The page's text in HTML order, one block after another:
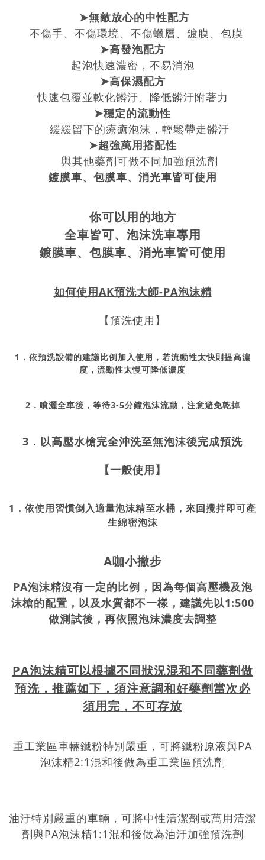
➤無敵放心的中性配方
不傷手、不傷環境、不傷蠟層、鍍膜、包膜
➤高發泡配方
起泡快速濃密，不易消泡
➤高保濕配方
快速包覆並軟化髒汙、降低髒汙附著力
➤穩定的流動性
緩緩留下的療癒泡沫，輕鬆帶走髒汙
➤超強萬用搭配性
與其他藥劑可做不同加強預洗劑
鍍膜車、包膜車、消光車皆可使用
你可以用的地方
全車皆可、泡沫洗車專用
鍍膜車、包膜車、消光車皆可使用
如何使用AK預洗大師-PA泡沫精
【預洗使用】
1． 依預洗設備的建議比例加入使用，若流動性太快則提高濃
度，流動性太慢可降低濃度
2． 噴灑全車後，等待3-5分鐘泡沫流動，注意避免乾掉
3． 以高壓水槍完全沖洗至無泡沫後完成預洗
【一般使用】
1． 依使用習慣倒入適量泡沫精至水桶，來回攪拌即可產
生綿密泡沫
A咖小撇步
PA泡沫精沒有一定的比例，因為每個高壓機及泡
沫槍的配置，以及水質都不一樣，建議先以1:500
做測試後，再依照泡沫濃度去調整
PA泡沫精可以根據不同狀況混和不同藥劑做
預洗，推薦如下，須注意調和好藥劑當次必
須用完，不可存放
重工業區車輛鐵粉特別嚴重，可將鐵粉原液與PA
泡沫精2:1混和後做為重工業區預洗劑
油汙特別嚴重的車輛，可將中性清潔劑或萬用清潔
劑與PA泡沫精1:1混和後做為油汙加強預洗劑